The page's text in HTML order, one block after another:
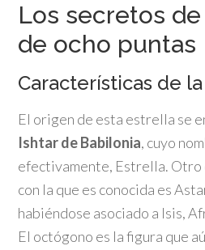
Los secretos
de ocho puntas
Características de
El origen de esta estrella se
Ishtar de Babilonia, cuyo
efectivamente, Estrella. Otro
con la que es conocida es
habiéndose asociado a Isis,
El octógono es la figura que